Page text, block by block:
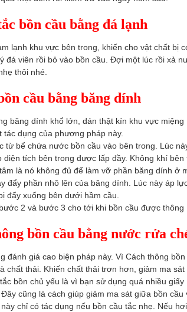
bồn cầu bằng đá lạnh
lạnh khu vực bên trong, khiến cho vật chất bị
đá viên rồi bỏ vào bồn cầu. Đợi một lúc rồi xả
thôi nhé.
cầu bằng băng dính
băng dính khổ lớn, dán thật kín khu vực
tác dụng của phương pháp này.
từ bể chứa nước bồn cầu vào bên trong. Lúc
diện tích bên trong được lấp đầy. Không khí
là nó không đủ để làm vỡ phần băng dính ở
đẩy phần nhô lên của băng dính. Lúc này áp
đẩy xuống bên dưới hầm cầu.
2 và bước 3 cho tới khi bồn cầu được thông
bồn cầu bằng nước rửa
đánh giá cao biện pháp này. Vì Cách thông
chất thải. Khiến chất thải trơn hơn, giảm ma sát
bồn chủ yếu là vì bạn sử dụng quá nhiều
cũng là cách giúp giảm ma sát giữa bồn
chỉ có tác dụng nếu bồn cầu tắc nhẹ. Nếu